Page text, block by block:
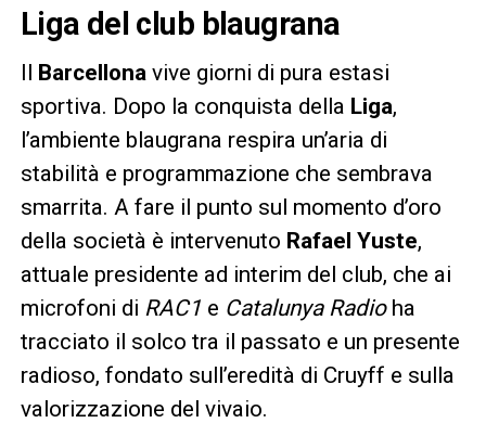
Liga del club blaugrana
Il Barcellona vive giorni di pura estasi
sportiva. Dopo la conquista della Liga,
l’ambiente blaugrana respira un’aria di
stabilità e programmazione che sembrava
smarrita. A fare il punto sul momento d’oro
della società è intervenuto Rafael Yuste,
attuale presidente ad interim del club, che ai
microfoni di RAC1 e Catalunya Radioha
tracciato il solco tra il passato e un presente
radioso, fondato sull’eredità di Cruyff e sulla
valorizzazione del vivaio.